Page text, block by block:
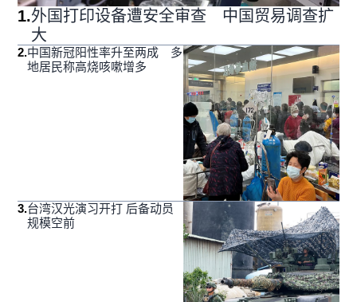
1.外国打印设备遭安全审查 中国贸易调查扩
大
2.中国新冠阳性率升至两成 多
地居民称高烧咳嗽增多
3.台湾汉光演习开打 后备动员
规模空前